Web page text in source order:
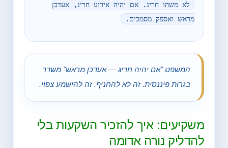
לא משהו חריג. אם יהיה אירוע חריג, אעדכן
מראש ואספק מסמכים.
המשפט "אם יהיה חריג — אעדכן מראש" משדר
בגרות פיננסית. זה לא להחניף. זה להישמע צפוי.
משקיעים: איך להזכיר השקעות בלי
להדליק נורה אדומה